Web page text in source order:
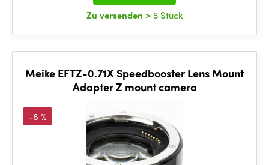
Zu versenden > 5 Stück
Meike EFTZ-0.71X Speedbooster Lens Mount
Adapter Z mount camera
-8 %